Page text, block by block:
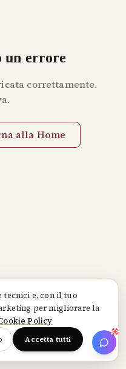
e, con il tuo
per migliorare la
Policy
Accetta tutti
un errore
correttamente.
alla Home